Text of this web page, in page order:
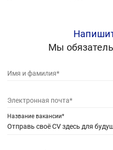
Мы
Имя и фамилия*
Электронная почта*
Отправь своё CV здесь для
Название вакансии*